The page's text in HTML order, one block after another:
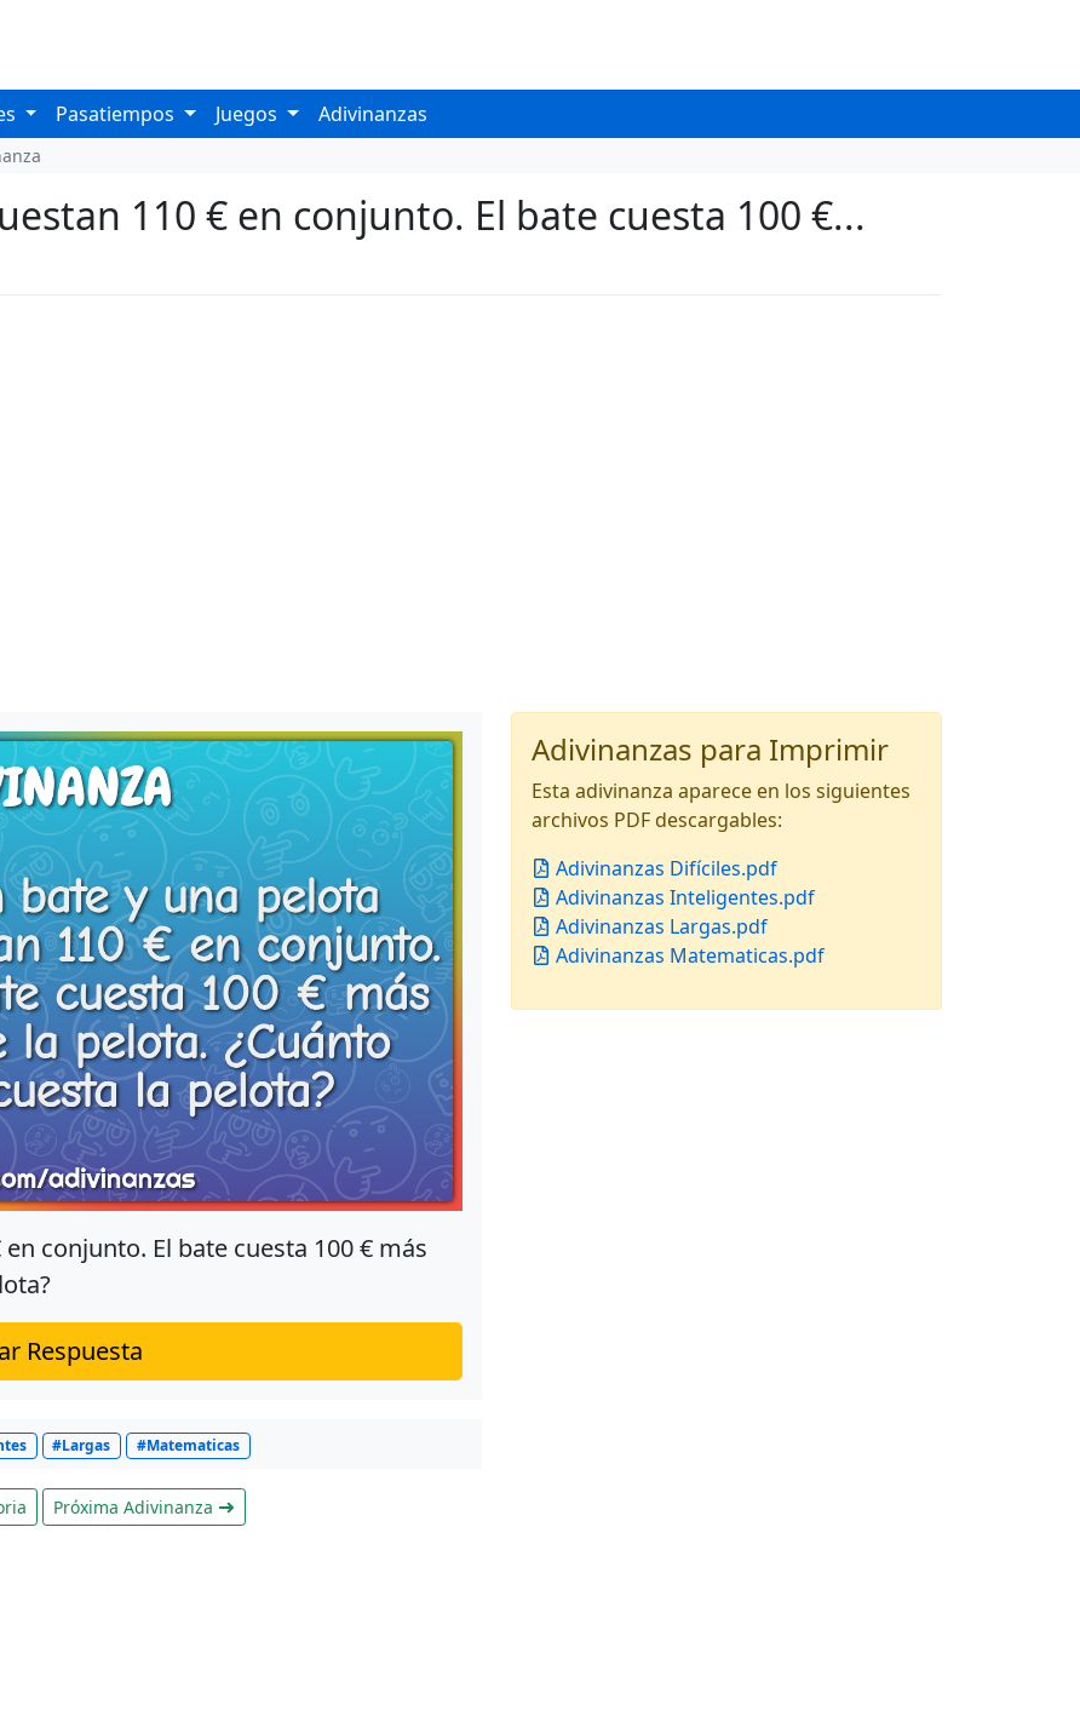
Pasatiempos Juegos Adivinanzas
110 € en conjunto. El bate cuesta 100 €...
conjunto. El bate cuesta 100 € más
Respuesta
#Largas #Matematicas
Próxima Adivinanza
Adivinanzas para Imprimir
Esta adivinanza aparece en los siguientes
archivos PDF descargables:
Adivinanzas Difíciles.pdf
Adivinanzas Inteligentes.pdf
Adivinanzas Largas.pdf
Adivinanzas Matematicas.pdf